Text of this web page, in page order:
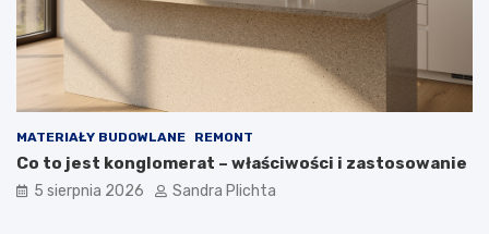
MATERIAŁY BUDOWLANE REMONT
Co to jest konglomerat – właściwości i zastosowanie
5 sierpnia 2026 Sandra Plichta